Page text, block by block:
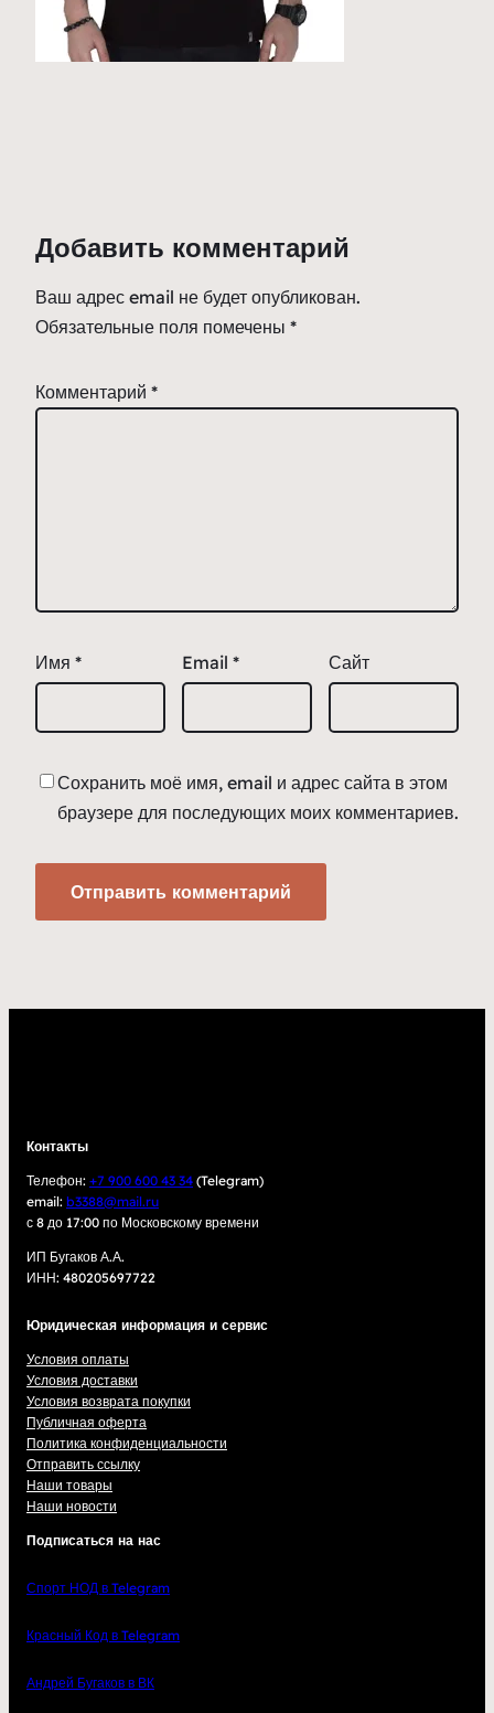
Добавить комментарий
Ваш адрес email не будет опубликован.
Обязательные поля помечены *
Комментарий *
Имя * Email * Сайт
Сохранить моё имя, email и адрес сайта в этом
браузере для последующих моих комментариев.
Контакты
Телефон: +7 900 600 43 34 (Telegram)
email: b3388@mail.ru
с 8 до 17:00 по Московскому времени
ИП Бугаков А.А.
ИНН: 480205697722
Юридическая информация и сервис
Условия оплаты
Условия доставки
Условия возврата покупки
Публичная оферта
Политика конфиденциальности
Отправить ссылку
Наши товары
Наши новости
Подписаться на нас
Спорт НОД в Telegram
Красный Код в Telegram
Андрей Бугаков в ВК